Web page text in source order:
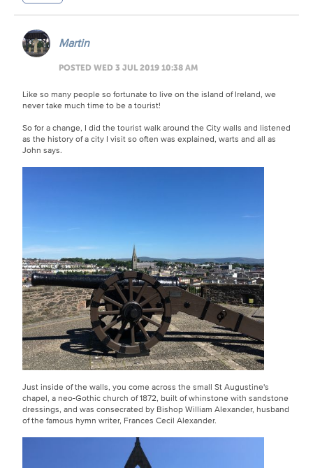
Martin
POSTED WED 3 JUL 2019 10:38 AM
Like so many people so fortunate to live on the island of Ireland, we
never take much time to be a tourist!
So for a change, I did the tourist walk around the City walls and listened
as the history of a city I visit so often was explained, warts and all as
John says.
Just inside of the walls, you come across the small St Augustine's
chapel, a neo-Gothic church of 1872, built of whinstone with sandstone
dressings, and was consecrated by Bishop William Alexander, husband
of the famous hymn writer, Frances Cecil Alexander.